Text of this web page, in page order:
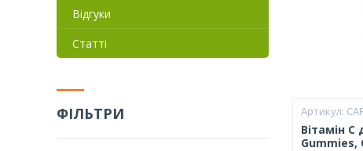
Вітамін С
Gummies,
Відгуки
Статті
ФІЛЬТРИ